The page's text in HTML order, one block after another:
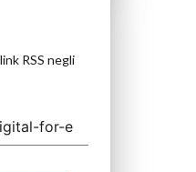
RSS negli